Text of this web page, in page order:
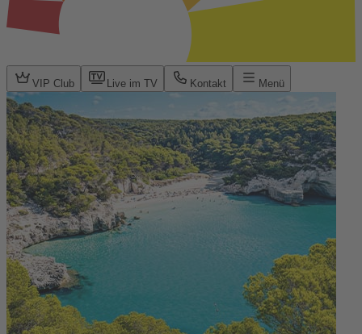
VIP Club Live im TV Kontakt Menü